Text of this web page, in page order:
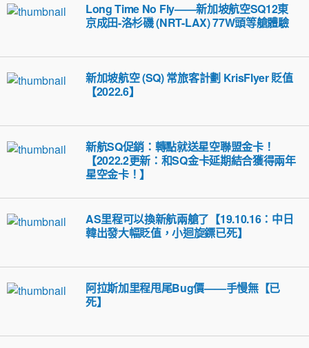
Long Time No Fly——新加坡航空SQ12東
京成田-洛杉磯 (NRT-LAX) 77W頭等艙體驗
新加坡航空 (SQ) 常旅客計劃 KrisFlyer 貶值
【2022.6】
新航SQ促銷：轉點就送星空聯盟金卡！
【2022.2更新：和SQ金卡延期結合獲得兩年
星空金卡！】
AS里程可以換新航兩艙了【19.10.16：中日
韓出發大幅貶值，小迴旋鏢已死】
阿拉斯加里程甩尾Bug價——手慢無【已
死】